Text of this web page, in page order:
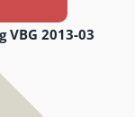
VBG 2013-03